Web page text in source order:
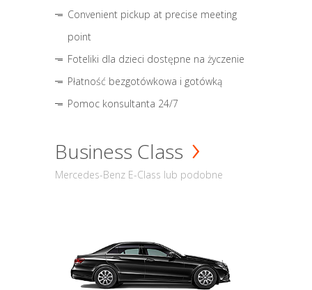
Convenient pickup at precise meeting
point
Foteliki dla dzieci dostępne na życzenie
Płatność bezgotówkowa i gotówką
Pomoc konsultanta 24/7
Business Class
Mercedes-Benz E-Class lub podobne